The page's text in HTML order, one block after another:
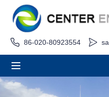
86-020-80923554
Heim
Um
Produkte